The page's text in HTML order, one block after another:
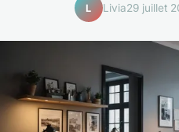
L Livia29 juillet